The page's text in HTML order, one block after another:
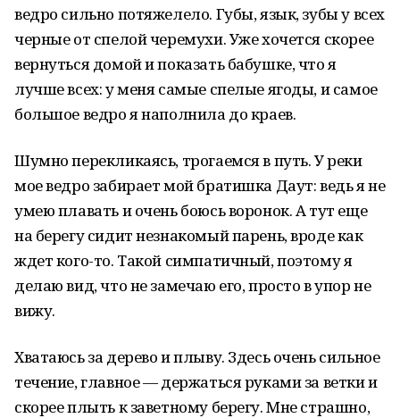
ведро сильно потяжелело. Губы, язык, зубы у всех
черные от спелой черемухи. Уже хочется скорее
вернуться домой и показать бабушке, что я
лучше всех: у меня самые спелые ягоды, и самое
большое ведро я наполнила до краев.
Шумно перекликаясь, трогаемся в путь. У реки
мое ведро забирает мой братишка Даут: ведь я не
умею плавать и очень боюсь воронок. А тут еще
на берегу сидит незнакомый парень, вроде как
ждет кого-то. Такой симпатичный, поэтому я
делаю вид, что не замечаю его, просто в упор не
вижу.
Хватаюсь за дерево и плыву. Здесь очень сильное
течение, главное — держаться руками за ветки и
скорее плыть к заветному берегу. Мне страшно,